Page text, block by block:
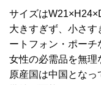
サイズは
大きすぎず、小さ
ートフォン・ポーチ
女性の必需品を無理
原産国は中国とな